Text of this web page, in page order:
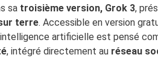
sa troisième version, Grok 3,
terre. Accessible en version
artificielle est pensé
, intégré directement au réseau